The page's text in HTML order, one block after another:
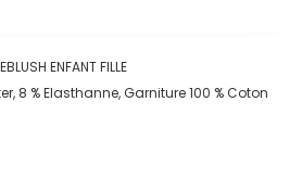
ENFANT FILLE
8 % Elasthanne, Garniture 100 % Coton